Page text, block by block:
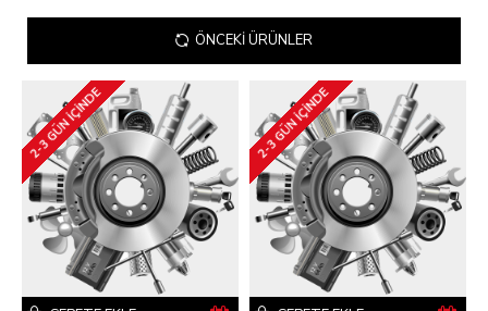
ÖNCEKI ÜRÜNLER
2-3 GÜN IÇINDE 2-3 GÜN IÇINDE